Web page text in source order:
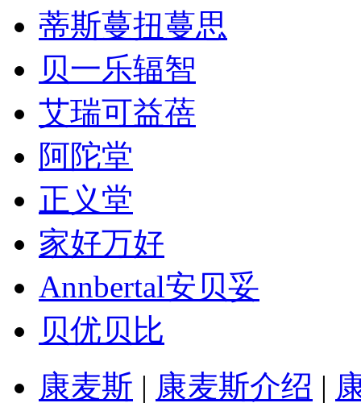
蒂斯蔓扭蔓思
贝一乐辐智
艾瑞可益蓓
阿陀堂
正义堂
家好万好
Annbertal安贝妥
贝优贝比
康麦斯 | 康麦斯介绍 |